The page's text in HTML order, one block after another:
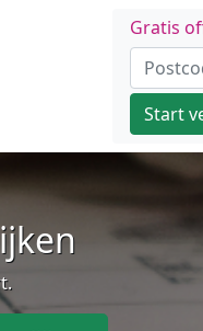
Gratis
Start